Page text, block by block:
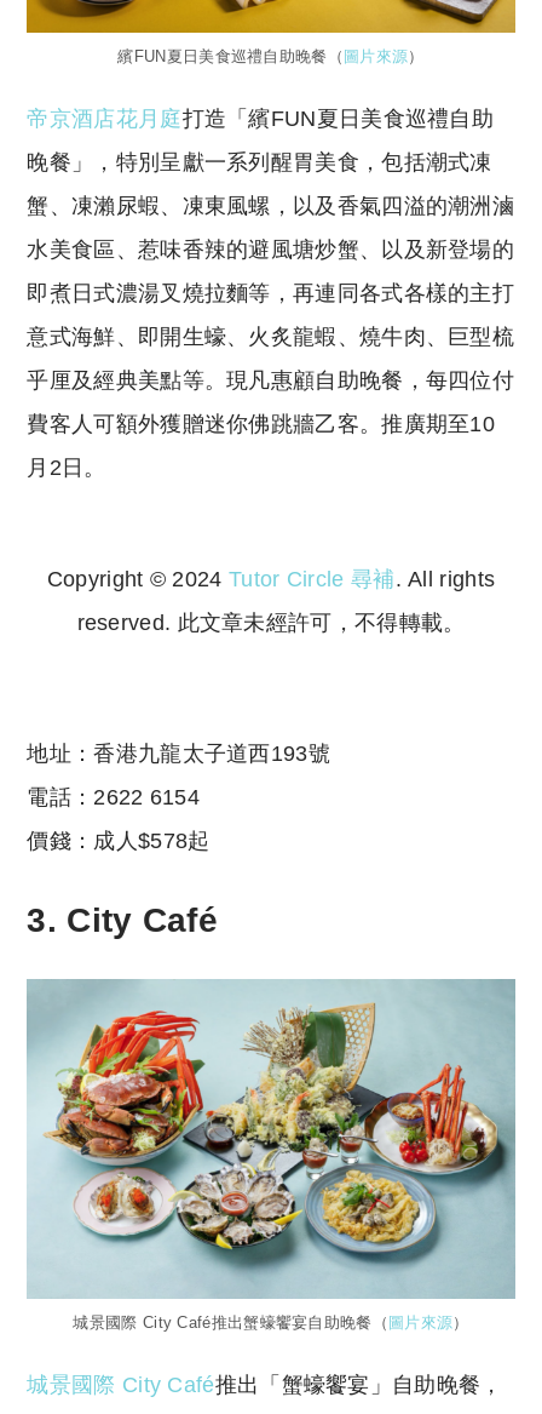
繽FUN夏日美食巡禮自助晚餐（ 圖片來源）
帝京酒店花月庭打造「繽FUN夏日美食巡禮自助
晚餐」，特別呈獻一系列醒胃美食，包括潮式凍
蟹、凍瀨尿蝦、凍東風螺，以及香氣四溢的潮洲滷
水美食區、惹味香辣的避風塘炒蟹、以及新登場的
即煮日式濃湯叉燒拉麵等，再連同各式各樣的主打
意式海鮮、即開生蠔、火炙龍蝦、燒牛肉、巨型梳
乎厘及經典美點等。現凡惠顧自助晚餐，每四位付
費客人可額外獲贈迷你佛跳牆乙客。推廣期至10
月2日。
Copyright © 2024 Tutor Circle 尋補. All rights
reserved. 此文章未經許可，不得轉載。
地址：香港九龍太子道西193號
電話：2622 6154
價錢：成人$578起
3. City Café
城景國際 City Café推出蟹蠔饗宴自助晚餐（ 圖片來源）
城景國際 City Café推出「蟹蠔饗宴」自助晚餐，